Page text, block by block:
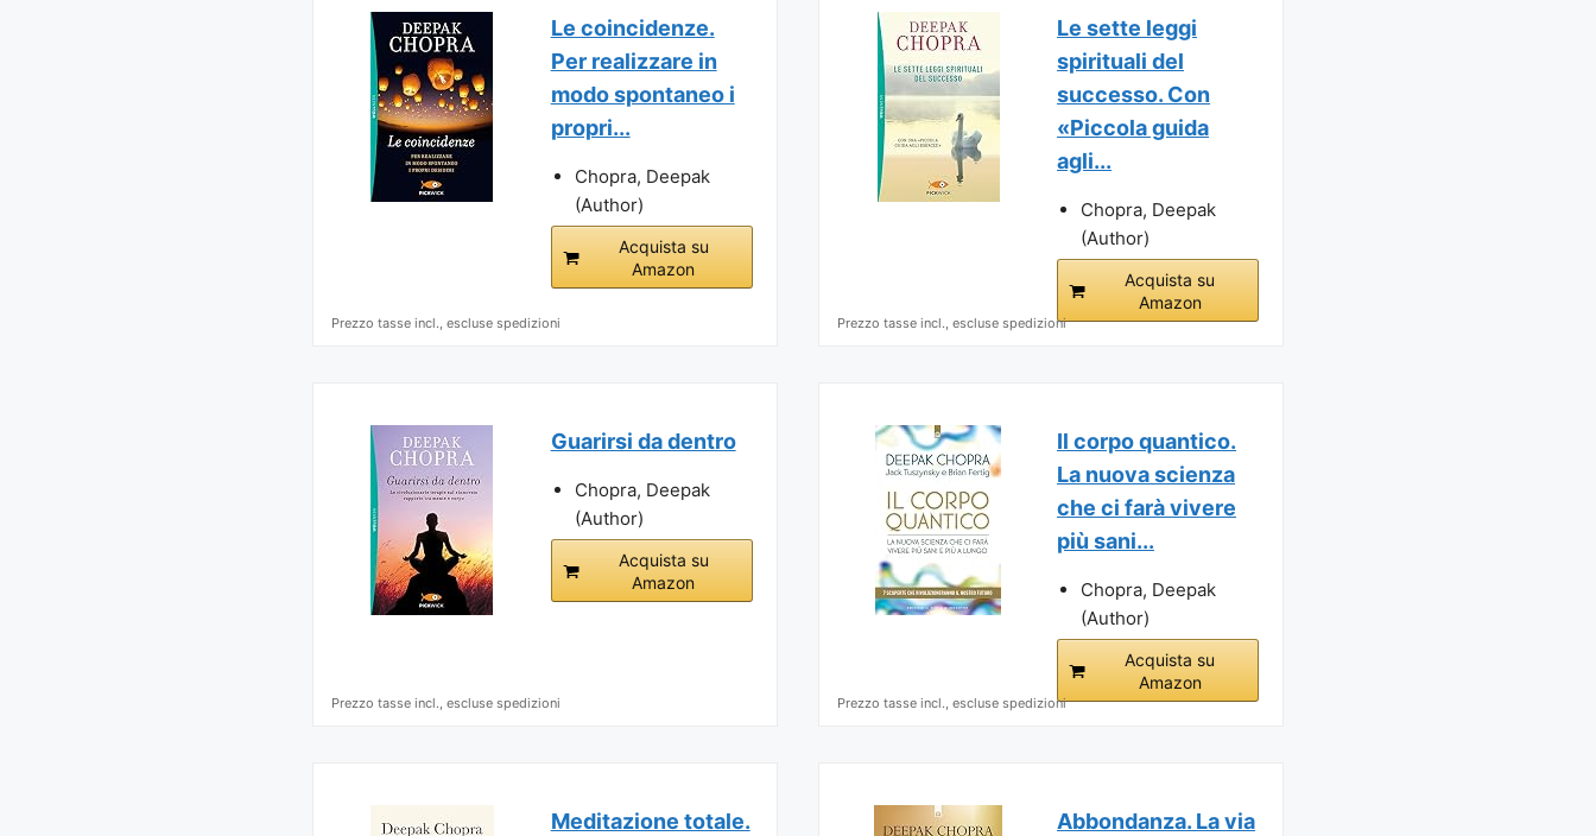
Le coincidenze.
Per realizzare in
modo spontaneo i
propri...
Chopra, Deepak
(Author)
Acquista su
Amazon
Prezzo tasse incl., escluse spedizioni
Le sette leggi
spirituali del
successo. Con
«Piccola guida
agli...
Chopra, Deepak
(Author)
Acquista su
Amazon
Prezzo tasse incl., escluse spedizioni
Guarirsi da dentro
Chopra, Deepak
(Author)
Acquista su
Amazon
Prezzo tasse incl., escluse spedizioni
Il corpo quantico.
La nuova scienza
che ci farà vivere
più sani...
Chopra, Deepak
(Author)
Acquista su
Amazon
Prezzo tasse incl., escluse spedizioni
Meditazione totale.
Abbondanza. La via